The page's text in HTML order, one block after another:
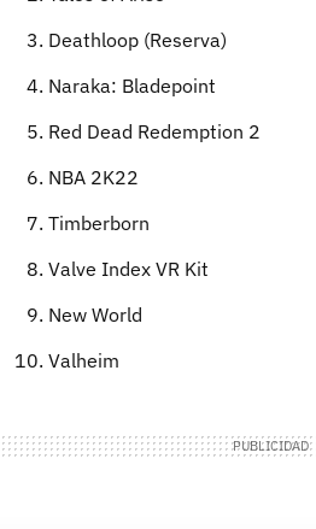
Deathloop (Reserva)
Naraka: Bladepoint
Red Dead Redemption 2
NBA 2K22
Timberborn
Valve Index VR Kit
New World
Valheim